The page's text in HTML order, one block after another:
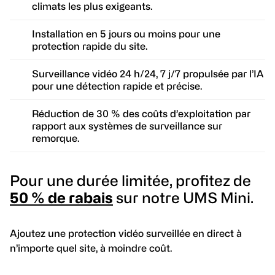
climats les plus exigeants.
Installation en 5 jours ou moins pour une
protection rapide du site.
Surveillance vidéo 24 h/24, 7 j/7 propulsée par l’IA
pour une détection rapide et précise.
Réduction de 30 % des coûts d’exploitation par
rapport aux systèmes de surveillance sur
remorque.
Pour une durée limitée, profitez de
50 % de rabais sur notre UMS Mini.
Ajoutez une protection vidéo surveillée en direct à
n’importe quel site, à moindre coût.